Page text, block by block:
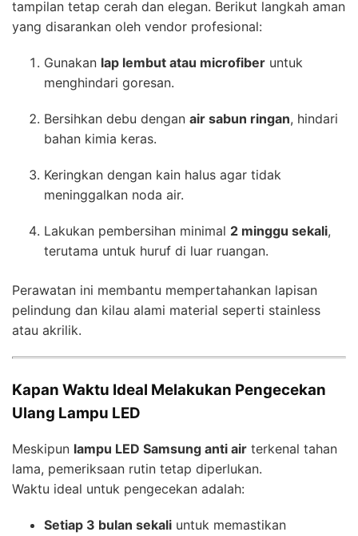
tampilan tetap cerah dan elegan. Berikut langkah aman
yang disarankan oleh vendor profesional:
Gunakan lap lembut atau microfiber untuk
menghindari goresan.
Bersihkan debu dengan air sabun ringan, hindari
bahan kimia keras.
Keringkan dengan kain halus agar tidak
meninggalkan noda air.
Lakukan pembersihan minimal 2 minggu sekali,
terutama untuk huruf di luar ruangan.
Perawatan ini membantu mempertahankan lapisan
pelindung dan kilau alami material seperti stainless
atau akrilik.
Kapan Waktu Ideal Melakukan Pengecekan
Ulang Lampu LED
Meskipun lampu LED Samsung anti air terkenal tahan
lama, pemeriksaan rutin tetap diperlukan.
Waktu ideal untuk pengecekan adalah:
Setiap 3 bulan sekali untuk memastikan